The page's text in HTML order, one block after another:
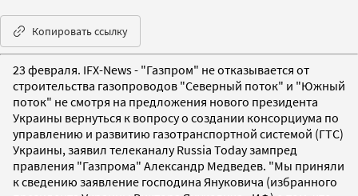
Копировать ссылку
23 февраля. IFX-News - "Газпром" не отказывается от
строительства газопроводов "Северный поток" и "Южный
поток" не смотря на предложения нового президента
Украины вернуться к вопросу о создании консорциума по
управлению и развитию газотранспортной системой (ГТС)
Украины, заявил телеканалу Russia Today зампред
правления "Газпрома" Александр Медведев. "Мы приняли
к сведению заявление господина Януковича (избранного